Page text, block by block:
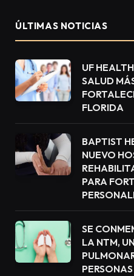
ÚLTIMAS NOTICIAS
UF
SALUD
FLORIDA
BAPTIST
NUEVO
PARA
SE
LA NTM,